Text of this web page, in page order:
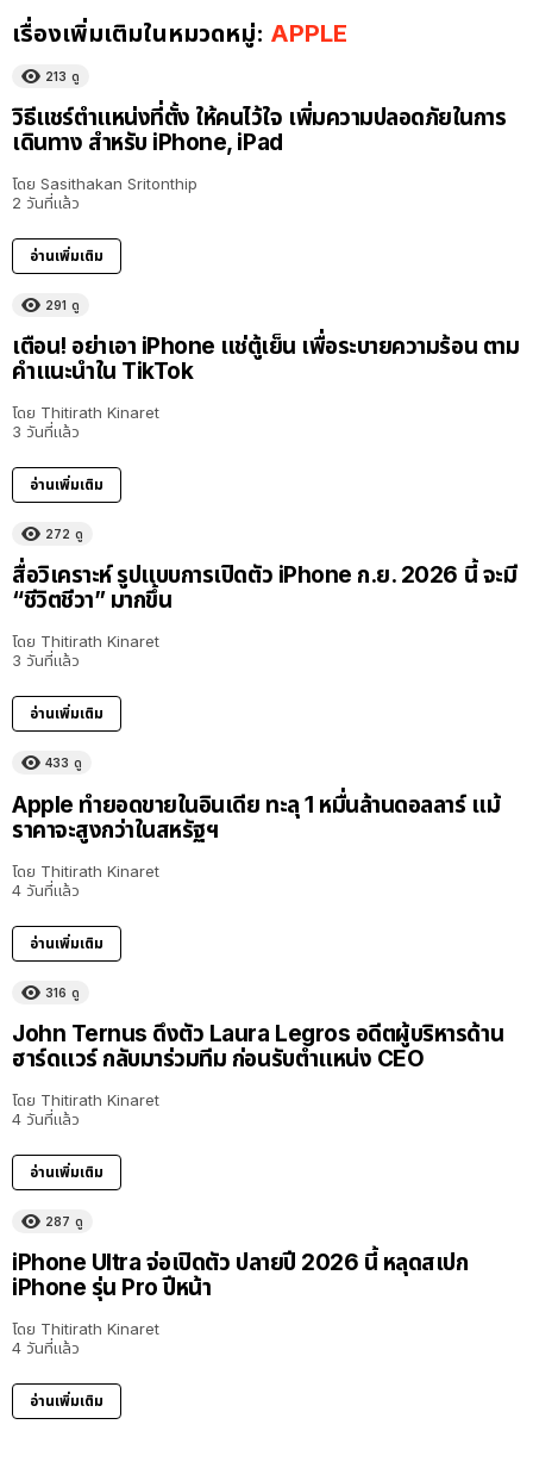
เรื่องเพิ่มเติมในหมวดหมู่: APPLE
213 ดู
วิธีแชร์ตำแหน่งที่ตั้ง ให้คนไว้ใจ เพิ่มความปลอดภัยในการ
เดินทาง สำหรับ iPhone, iPad
โดย Sasithakan Sritonthip
2 วันที่แล้ว
อ่านเพิ่มเติม
291 ดู
เตือน! อย่าเอา iPhone แช่ตู้เย็น เพื่อระบายความร้อน ตาม
คำแนะนำใน TikTok
โดย Thitirath Kinaret
3 วันที่แล้ว
อ่านเพิ่มเติม
272 ดู
สื่อวิเคราะห์ รูปแบบการเปิดตัว iPhone ก.ย. 2026 นี้ จะมี
“ชีวิตชีวา” มากขึ้น
โดย Thitirath Kinaret
3 วันที่แล้ว
อ่านเพิ่มเติม
433 ดู
Apple ทำยอดขายในอินเดีย ทะลุ 1 หมื่นล้านดอลลาร์ แม้
ราคาจะสูงกว่าในสหรัฐฯ
โดย Thitirath Kinaret
4 วันที่แล้ว
อ่านเพิ่มเติม
316 ดู
John Ternus ดึงตัว Laura Legros อดีตผู้บริหารด้าน
ฮาร์ดแวร์ กลับมาร่วมทีม ก่อนรับตำแหน่ง CEO
โดย Thitirath Kinaret
4 วันที่แล้ว
อ่านเพิ่มเติม
287 ดู
iPhone Ultra จ่อเปิดตัว ปลายปี 2026 นี้ หลุดสเปก
iPhone รุ่น Pro ปีหน้า
โดย Thitirath Kinaret
4 วันที่แล้ว
อ่านเพิ่มเติม